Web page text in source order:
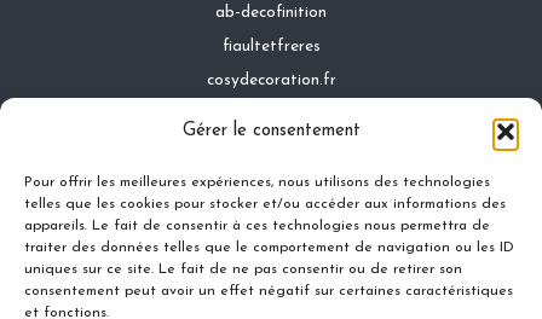
Gérer le consentement
Pour offrir les meilleures expériences, nous utilisons des technologies
telles que les cookies pour stocker et/ou accéder aux informations des
appareils. Le fait de consentir à ces technologies nous permettra de
traiter des données telles que le comportement de navigation ou les ID
uniques sur ce site. Le fait de ne pas consentir ou de retirer son
consentement peut avoir un effet négatif sur certaines caractéristiques
et fonctions.
ab-decofinition
fiaultetfreres
cosydecoration.fr
Contact
Mentions légales